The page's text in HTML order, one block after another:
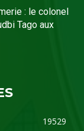
: le colonel
Tago aux
19529